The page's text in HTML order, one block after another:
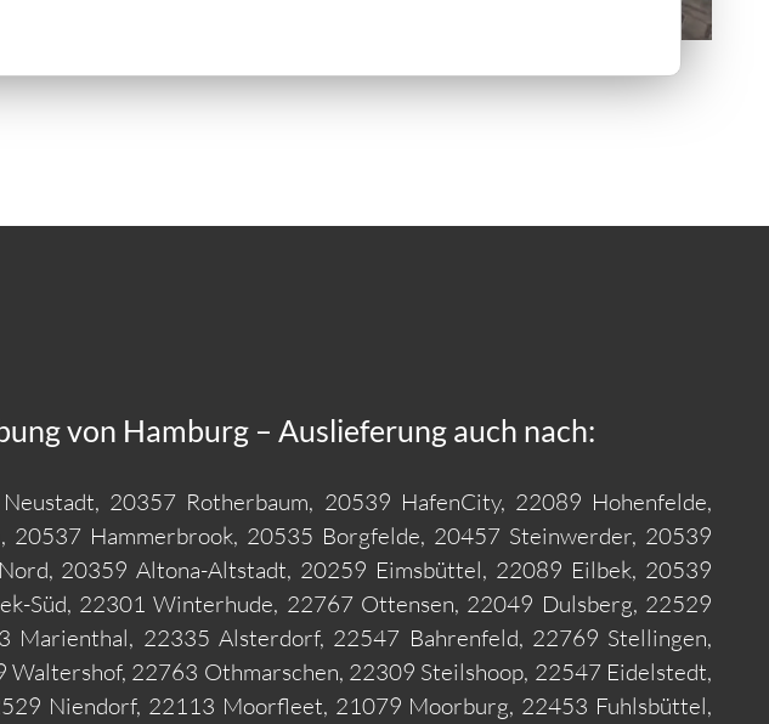
von Hamburg – Auslieferung auch nach:
20357 Rotherbaum, 20539 HafenCity, 22089 Hohenfelde,
Hammerbrook, 20535 Borgfelde, 20457 Steinwerder, 20539
20359 Altona-Altstadt, 20259 Eimsbüttel, 22089 Eilbek, 20539
Süd, 22301 Winterhude, 22767 Ottensen, 22049 Dulsberg, 22529
22335 Alsterdorf, 22547 Bahrenfeld, 22769 Stellingen,
22763 Othmarschen, 22309 Steilshoop, 22547 Eidelstedt,
Niendorf, 22113 Moorfleet, 21079 Moorburg, 22453 Fuhlsbüttel,